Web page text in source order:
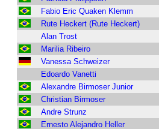
Fabio Eric Quaken Klemm
Rute Heckert (Rute Heckert)
Alan Trost
Marilia Ribeiro
Vanessa Schweizer
Edoardo Vanetti
Alexandre Birmoser Junior
Christian Birmoser
Andre Strunz
Ernesto Alejandro Heller